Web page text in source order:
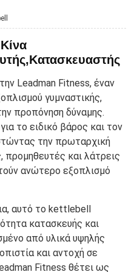
Leadman Fitness, έναν
γυμναστικής,
προπόνηση δύναμης.
το ειδικό βάρος και τον
την πρωταρχική
προμηθευτές και λάτρεις
ανώτερο εξοπλισμό
αυτό το kettlebell
κατασκευής και
από υλικά υψηλής
και αντοχή σε
Fitness θέτει ως